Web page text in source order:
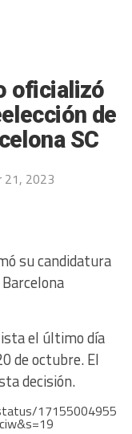
oficializó
de
SC
21, 2023
su candidatura
el último día
de octubre. El
decisión.
17155004955